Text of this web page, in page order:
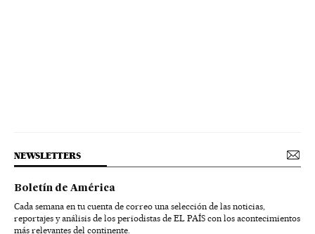
NEWSLETTERS
Boletín de América
Cada semana en tu cuenta de correo una selección de las noticias,
reportajes y análisis de los periodistas de EL PAÍS con los acontecimientos
más relevantes del continente.